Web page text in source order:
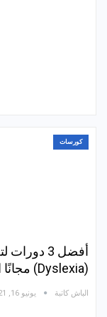
كورسات
أفضل 3
(Dyslexia) مجانًا اون لاين!
الباش كاتبة يونيو 16, 2021